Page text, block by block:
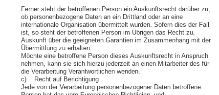
Ferner steht der betroffenen Person ein Auskunftsrecht darüber zu,
ob personenbezogene Daten an ein Drittland oder an eine
internationale Organisation übermittelt wurden. Sofern dies der Fall
ist, so steht der betroffenen Person im Übrigen das Recht zu,
Auskunft über die geeigneten Garantien im Zusammenhang mit der
Übermittlung zu erhalten.
Möchte eine betroffene Person dieses Auskunftsrecht in Anspruch
nehmen, kann sie sich hierzu jederzeit an einen Mitarbeiter des für
die Verarbeitung Verantwortlichen wenden.
c) Recht auf Berichtigung
Jede von der Verarbeitung personenbezogener Daten betroffene